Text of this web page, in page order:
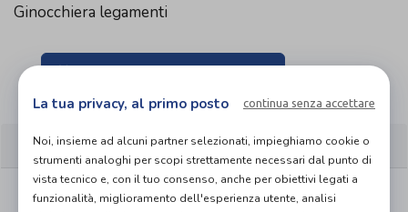
Ginocchiera legamenti
CARATTERISTICHE
Steccaggio laterale a spirale per la stabilizzazione
La tua privacy, al primo posto continua senza accettare
Noi, insieme ad alcuni partner selezionati, impieghiamo cookie o
strumenti analoghi per scopi strettamente necessari dal punto di
vista tecnico e, con il tuo consenso, anche per obiettivi legati a
funzionalità, miglioramento dell'esperienza utente, analisi